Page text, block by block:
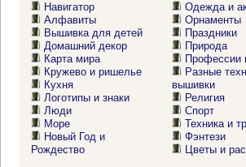
Навигатор
Алфавиты
Вышивка для детей
Домашний декор
Карта мира
Кружево и ришелье
Кухня
Логотипы и знаки
Люди
Море
Новый Год и
Рождество
Одежда и
Орнаменты
Праздники
Природа
Профессии
Разные
вышивки
Религия
Спорт
Техника и
Фэнтези
Цветы и